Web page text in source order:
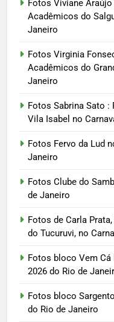
Fotos Viviane
Acadêmicos do
Janeiro
Fotos Virginia
Acadêmicos do
Janeiro
Fotos Sabrina Sato :
Vila Isabel no
Fotos Fervo da Lud
Janeiro
Fotos Clube do
de Janeiro
Fotos de Carla
do Tucuruvi, no
Fotos bloco Vem Cá
2026 do Rio de
Fotos bloco
do Rio de Janeiro